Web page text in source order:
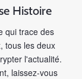
Histoire
qui trace des
tous les deux
l'actualité.
laissez-vous